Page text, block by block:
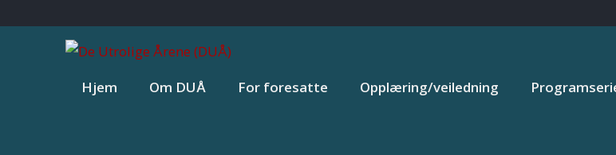
Hjem
Om DUÅ For foresatte Opplæring/veiledning